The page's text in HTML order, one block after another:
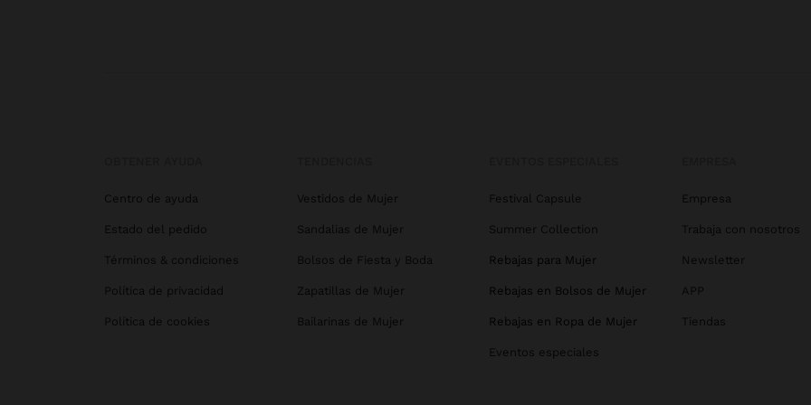
Centro de ayuda
Estado del pedido
Términos & condiciones
Política de privacidad
Política de cookies
Vestidos de Mujer
Sandalias de Mujer
Bolsos de Fiesta y Boda
Zapatillas de Mujer
Bailarinas de Mujer
Festival Capsule
Summer Collection
Rebajas para Mujer
Rebajas en Bolsos de Mujer
Rebajas en Ropa de Mujer
Eventos especiales
Empresa
Trabaja con nosotros
Newsletter
APP
Tiendas